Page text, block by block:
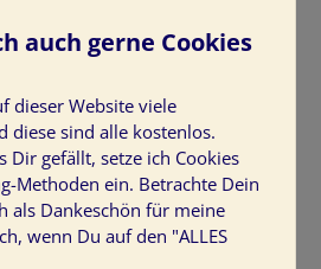
homeoffice3
auch gerne Cookies
dieser Website viele
diese sind alle kostenlos.
Dir gefällt, setze ich Cookies
Methoden ein. Betrachte Dein
als Dankeschön für meine
wenn Du auf den "ALLES